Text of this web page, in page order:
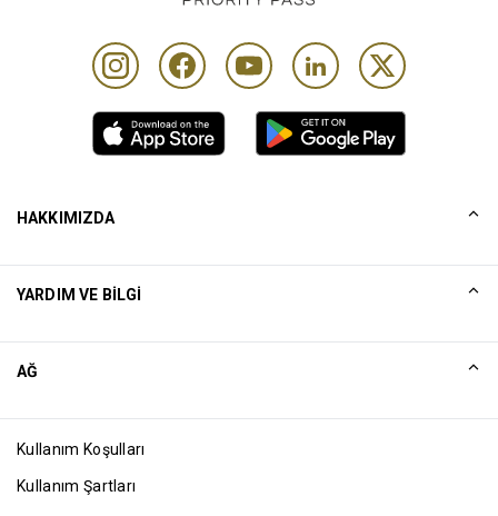
HAKKIMIZDA
Excellence Awards
Blog
YARDIM VE BILGI
AĞ
Kullanım Koşulları
Kullanım Şartları